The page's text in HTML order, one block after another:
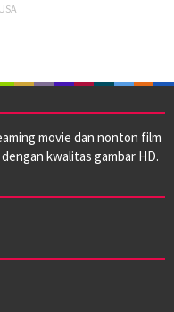
USA
movie dan nonton film
kwalitas gambar HD.